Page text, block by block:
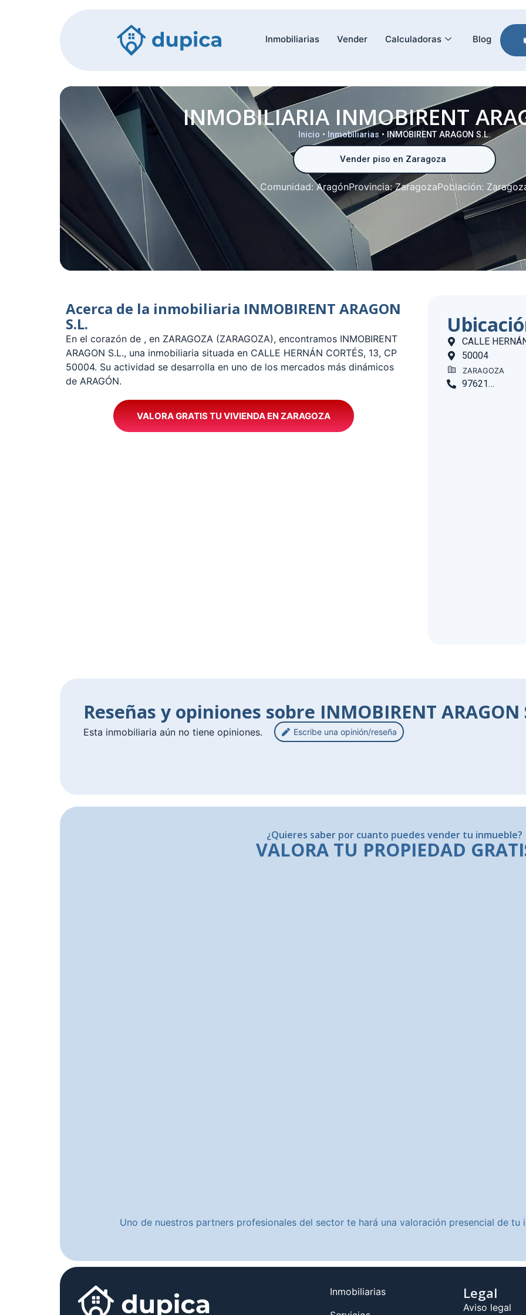
Inmobiliarias Vender Calculadoras Blog
INMOBILIARIA INMOBIRENT
Inicio • Inmobiliarias•INMOBIRENT ARAGON S.L.
Vender piso en Zaragoza
Comunidad:AragónProvincia:ZaragozaPoblación:
Acerca de la inmobiliaria INMOBIRENT ARAGON
S.L.
En el corazón de , en ZARAGOZA (ZARAGOZA), encontramos INMOBIRENT
ARAGON S.L., una inmobiliaria situada en CALLE HERNÁN CORTÉS, 13, CP
50004. Su actividad se desarrolla en uno de los mercados más dinámicos
de ARAGÓN.
VALORA GRATIS TU VIVIENDA EN ZARAGOZA
CALLE
50004
ZARAGOZA
976216142
Reseñas y opiniones sobre INMOBIRENT ARAGON
Esta inmobiliaria aún no tiene opiniones. Escribe una opinión/reseña
¿Quieres saber por cuanto puedes vender tu inmueble?
VALORA TU PROPIEDAD
Uno de nuestros partners profesionales del sector te hará una valoración presencial de tu
Inmobiliarias
Legal
Aviso legal